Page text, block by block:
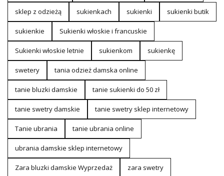
sklep z odzieżą sukienkach sukienki sukienki butik
sukienkie Sukienki włoskie i francuskie
Sukienki włoskie letnie sukienkom sukienkę
swetery tania odzież damska online
tanie bluzki damskie tanie sukienki do 50 zł
tanie swetry damskie tanie swetry sklep internetowy
Tanie ubrania tanie ubrania online
ubrania damskie sklep internetowy
Zara bluzki damskie Wyprzedaż zara swetry